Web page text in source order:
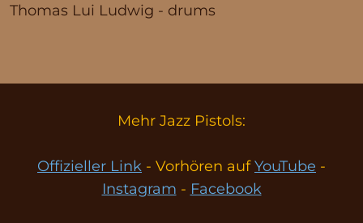
Thomas Lui Ludwig - drums
Mehr Jazz Pistols:
Offizieller Link - Vorhören aufYouTube -
Instagram - Facebook